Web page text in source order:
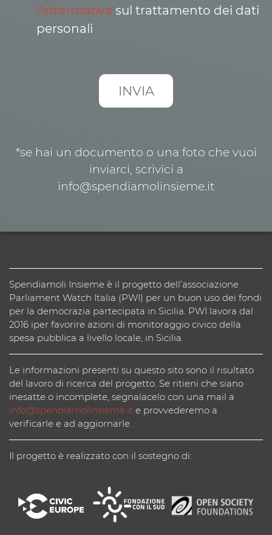
l’informativa sul trattamento dei dati
personali
*se hai un documento o una foto che vuoi
inviarci, scrivici a
info@spendiamolinsieme.it
Spendiamoli Insieme è il progetto dell’associazione
Parliament Watch Italia (PWI) per un buon uso dei fondi
per la democrazia partecipata in Sicilia. PWI lavora dal
2016 iper favorire azioni di monitoraggio civico della
spesa pubblica a livello locale, in Sicilia.
Le informazioni presenti su questo sito sono il risultato
del lavoro di ricerca del progetto. Se ritieni che siano
inesatte o incomplete, segnalacelo con una mail a
info@spendiamolinsieme.it e provvederemo a
verificarle e ad aggiornarle.
Il progetto è realizzato con il sostegno di: